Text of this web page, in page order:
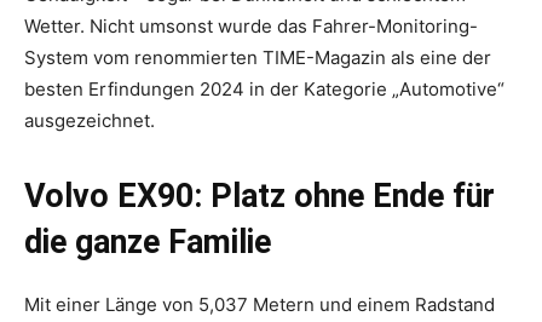
Wetter. Nicht umsonst wurde das Fahrer-Monitoring-
System vom renommierten TIME-Magazin als eine der
besten Erfindungen 2024 in der Kategorie „Automotive“
ausgezeichnet.
Volvo EX90: Platz ohne Ende für
die ganze Familie
Mit einer Länge von 5,037 Metern und einem Radstand